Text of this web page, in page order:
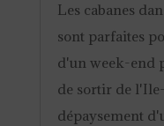
Les cabanes
sont parfaites
d'un week-end
de sortir de
dépaysement